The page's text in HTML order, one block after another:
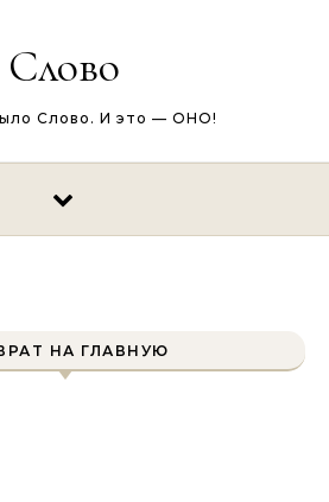
Слово
Слово. И это — ОНО!
НА ГЛАВНУЮ